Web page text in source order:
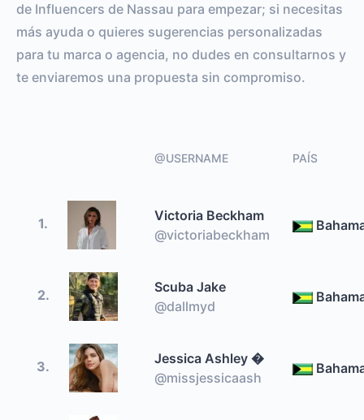
de Influencers de Nassau para empezar; si necesitas
más ayuda o quieres sugerencias personalizadas
para tu marca o agencia, no dudes en consultarnos y
te enviaremos una propuesta sin compromiso.
@USERNAME PAÍS
1.
Victoria Beckham
@victoriabeckham
2.
Scuba Jake
@dallmyd
3.
Jessica Ashley �
@missjessicaash